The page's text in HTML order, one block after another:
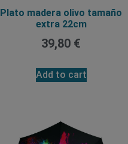
Plato madera olivo tamaño
extra 22cm
39,80 €
Add to cart